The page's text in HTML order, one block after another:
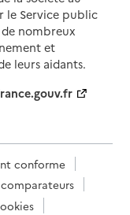
le Service public
nombreux
et
leurs aidants.
conforme